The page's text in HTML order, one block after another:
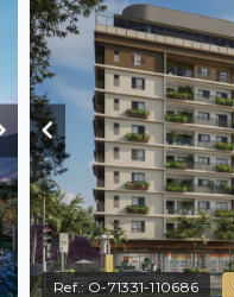
Ref.: O-71331-110686